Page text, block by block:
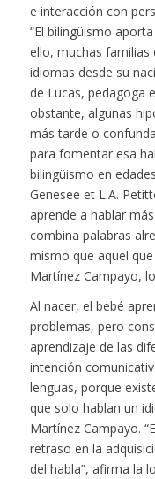
e interacción con
“El bilingüismo
ello, muchas familias
idiomas desde su
de Lucas, pedagoga
obstante, algunas
más tarde o
para fomentar esa
bilingüismo en
Genesee et L.A.
aprende a hablar
combina palabras
mismo que aquel
Martínez Campayo,
Al nacer, el bebé
problemas, pero
aprendizaje de las
intención
lenguas, porque
que solo hablan un
Martínez Campayo.
retraso en la
del habla”, afirma la